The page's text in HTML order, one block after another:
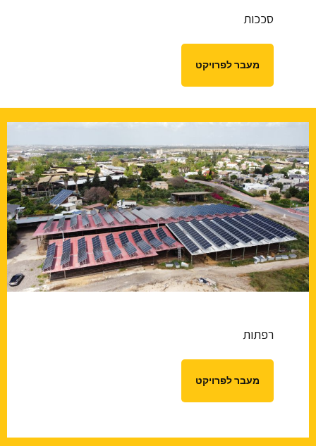
סככות
מעבר לפרויקט
רפתות
מעבר לפרויקט